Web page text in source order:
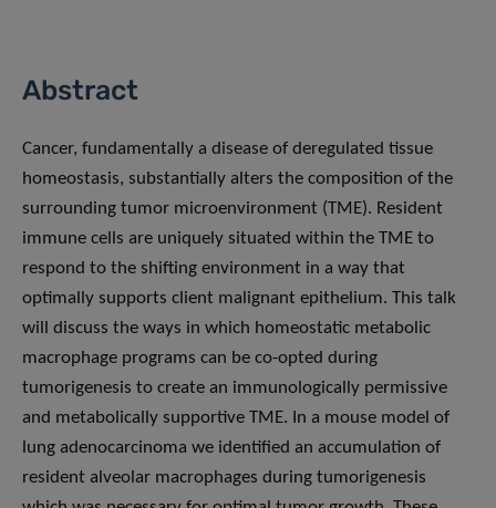
Abstract
Cancer, fundamentally a disease of deregulated tissue
homeostasis, substantially alters the composition of the
surrounding tumor microenvironment (TME). Resident
immune cells are uniquely situated within the TME to
respond to the shifting environment in a way that
optimally supports client malignant epithelium. This talk
will discuss the ways in which homeostatic metabolic
macrophage programs can be co-opted during
tumorigenesis to create an immunologically permissive
and metabolically supportive TME. In a mouse model of
lung adenocarcinoma we identified an accumulation of
resident alveolar macrophages during tumorigenesis